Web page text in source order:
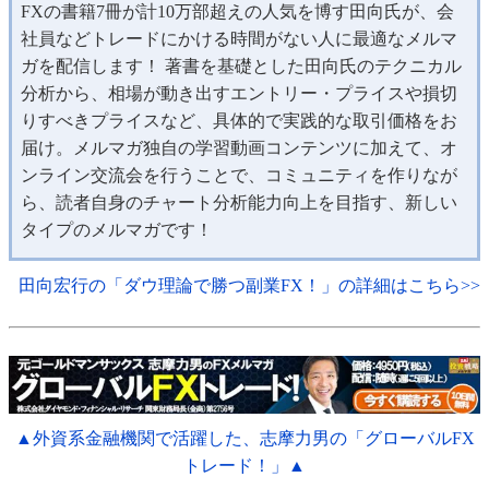
FXの書籍7冊が計10万部超えの人気を博す田向氏が、会
社員などトレードにかける時間がない人に最適なメルマ
ガを配信します！ 著書を基礎とした田向氏のテクニカル
分析から、相場が動き出すエントリー・プライスや損切
りすべきプライスなど、具体的で実践的な取引価格をお
届け。メルマガ独自の学習動画コンテンツに加えて、オ
ンライン交流会を行うことで、コミュニティを作りなが
ら、読者自身のチャート分析能力向上を目指す、新しい
タイプのメルマガです！
田向宏行の「ダウ理論で勝つ副業FX！」の詳細はこちら>>
▲外資系金融機関で活躍した、志摩力男の「グローバルFX
トレード！」▲